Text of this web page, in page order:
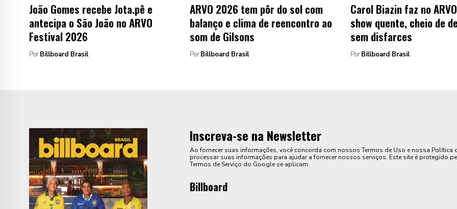
João Gomes recebe Jota.pê e
antecipa o São João no ARVO
Festival 2026
Por Billboard Brasil
ARVO 2026 tem pôr do sol com
balanço e clima de reencontro ao
som de Gilsons
Por Billboard Brasil
Carol Biazin faz no
show quente, cheio de
sem disfarces
Por Billboard Brasil
Inscreva-se na Newsletter
Ao fornecer suas informações, você concorda com nossos Termos de Uso e nossa
processar suas informações para ajudar a fornecer nossos serviços. Este site é protegido
Termos de Serviço do Google se aplicam.
Billboard